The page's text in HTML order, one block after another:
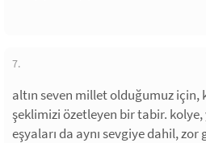
7.
altın seven millet olduğumuz için,
şeklimizi özetleyen bir tabir.
eşyaları da aynı sevgiye dahil,